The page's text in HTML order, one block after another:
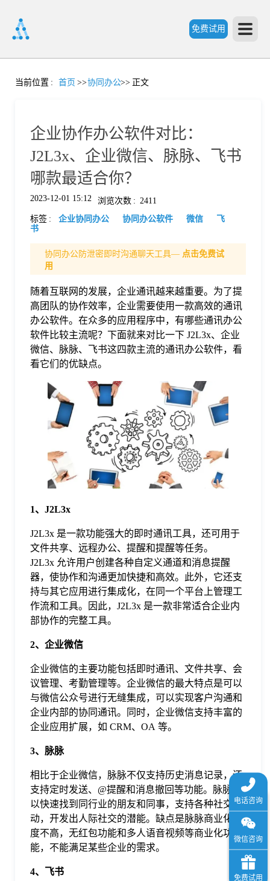
免费试用
首
价
格
常
当前位置 : 首页 >>协同办公>> 正文
企业协作办公软件对比：
J2L3x、企业微信、脉脉、飞书
哪款最适合你？
2023-12-01 15:12 浏览次数 : 2411
标签 : 企业协同办公 协同办公软件 微信
飞
书
协同办公防泄密即时沟通聊天工具— 点击免费试
用
随着互联网的发展，企业通讯越来越重要。为了提
高团队的协作效率，企业需要使用一款高效的通讯
办公软件。在众多的应用程序中，有哪些通讯办公
软件比较主流呢？下面就来对比一下 J2L3x、企业
微信、脉脉、飞书这四款主流的通讯办公软件，看
看它们的优缺点。
1、J2L3x
J2L3x 是一款功能强大的即时通讯工具，还可用于
文件共享、远程办公、提醒和提醒等任务。
J2L3x 允许用户创建各种自定义通道和消息提醒
器，使协作和沟通更加快捷和高效。此外，它还支
持与其它应用进行集成化，在同一个平台上管理工
作流和工具。因此，J2L3x 是一款非常适合企业内
部协作的完整工具。
2、企业微信
企业微信的主要功能包括即时通讯、文件共享、会
议管理、考勤管理等。企业微信的最大特点是可以
与微信公众号进行无缝集成，可以实现客户沟通和
企业内部的协同通讯。同时，企业微信支持丰富的
企业应用扩展，如 CRM、OA 等。
3、脉脉
相比于企业微信，脉脉不仅支持历史消息记录，还
支持定时发送、@提醒和消息撤回等功能。脉脉可
以快速找到同行业的朋友和同事，支持各种社交互
动，开发出人际社交的潜能。缺点是脉脉商业化程
度不高，无红包功能和多人语音视频等商业化功
能，不能满足某些企业的需求。
4、飞书